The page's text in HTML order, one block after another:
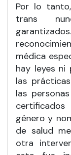
Por lo
trans
médica
hay leyes ni
las
las
certificados
género y
de salud
otra